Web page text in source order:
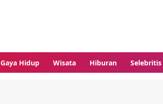
Gaya Hidup Wisata Hiburan Selebritis